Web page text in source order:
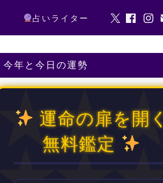
占いライター
今年と今日の運勢
運命の扉を開く
無料鑑定